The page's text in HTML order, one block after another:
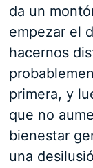
da un
empezar el
hacernos
primera, y
que no
bienestar
una